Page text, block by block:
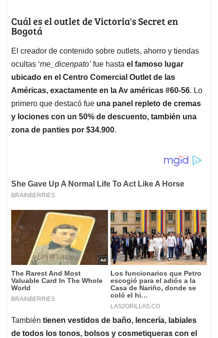
Cuál es el outlet de Victoria's Secret en
Bogotá
El creador de contenido sobre outlets, ahorro y tiendas
ocultas ‘me_dicenpato’ fue hasta el famoso lugar
ubicado en el Centro Comercial Outlet de las
Américas, exactamente en la Av américas #60-56. Lo
primero que destacó fue una panel repleto de cremas
y lociones con un 50% de descuento, también una
zona de panties por $34.900.
También tienen vestidos de baño, lencería, labiales
de todos los tonos, bolsos y cosmetiqueras con el